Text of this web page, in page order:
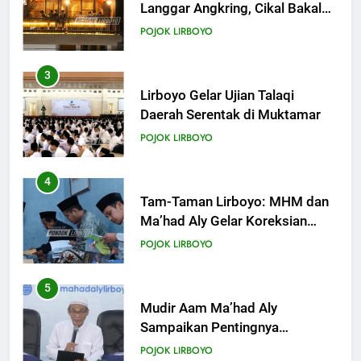
Daerah Serentak di Muktamar
POJOK LIRBOYO
4
Tam-Taman Lirboyo: MHM dan
Ma’had Aly Gelar Koreksian
Kitab Semester Ganjil
POJOK LIRBOYO
5
Mudir Aam Ma’had Aly
Sampaikan Pentingnya
Mempelajari Ilmu Hadis Dalam
POJOK LIRBOYO
6
Dauroh Ilmiah Ma’had Aly
Lirboyo Bahas Metode
Ahlusunnah dalam
POJOK LIRBOYO